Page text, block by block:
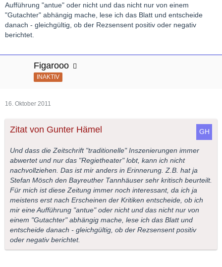
Aufführung "antue" oder nicht und das nicht nur von einem
"Gutachter" abhängig mache, lese ich das Blatt und entscheide
danach - gleichgültig, ob der Rezsensent positiv oder negativ
berichtet.
Figarooo
INAKTIV
16. Oktober 2011
Zitat von Gunter Hämel
Und dass die Zeitschrift "traditionelle" Inszenierungen immer
abwertet und nur das "Regietheater" lobt, kann ich nicht
nachvollziehen. Das ist mir anders in Erinnerung. Z.B. hat ja
Stefan Mösch den Bayreuther Tannhäuser sehr kritisch beurteilt.
Für mich ist diese Zeitung immer noch interessant, da ich ja
meistens erst nach Erscheinen der Kritiken entscheide, ob ich
mir eine Aufführung "antue" oder nicht und das nicht nur von
einem "Gutachter" abhängig mache, lese ich das Blatt und
entscheide danach - gleichgültig, ob der Rezsensent positiv
oder negativ berichtet.